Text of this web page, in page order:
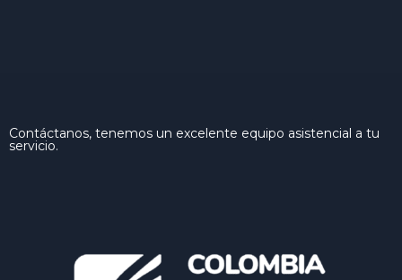
Contáctanos, tenemos un excelente equipo asistencial a tu
servicio.